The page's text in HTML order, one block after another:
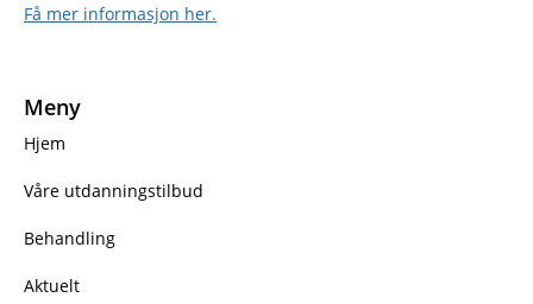
Meny
Hjem
Våre utdanningstilbud
Behandling
Aktuelt
Få mer informasjon her.